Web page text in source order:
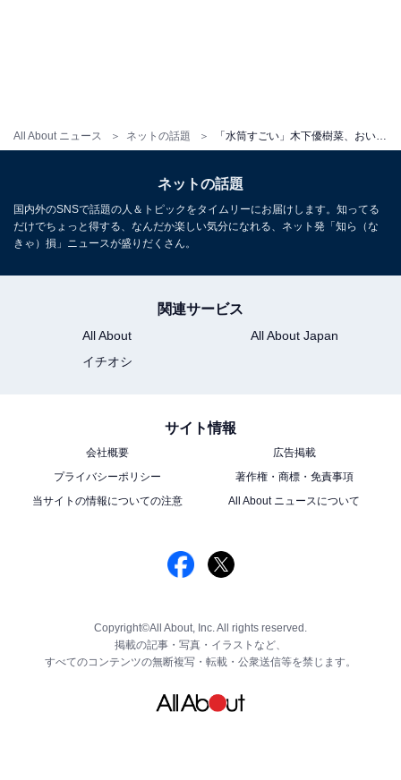
All About ニュース ネットの話題
ネットの話題
国内外のSNSで話題の人＆トピックをタイムリーにお届けします。知ってる
だけでちょっと得する、なんだか楽しい気分になれる、ネット発「知ら（な
きゃ）損」ニュースが盛りだくさん。
関連サービス
All About
All About Japan
イチオシ
サイト情報
会社概要
広告掲載
プライバシーポリシー
著作権・商標・免責事項
当サイトの情報についての注意
All About ニュースについて
Copyright©All About, Inc. All rights reserved.
掲載の記事・写真・イラストなど、
すべてのコンテンツの無断複写・転載・公衆送信等を禁じます。